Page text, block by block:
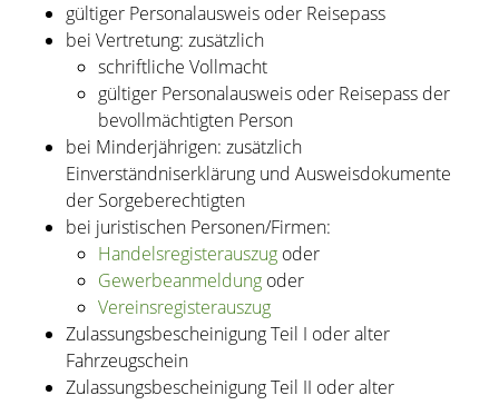
gültiger Personalausweis oder Reisepass
bei Vertretung: zusätzlich
schriftliche Vollmacht
gültiger Personalausweis oder Reisepass der
bevollmächtigten Person
bei Minderjährigen: zusätzlich
Einverständniserklärung und Ausweisdokumente
der Sorgeberechtigten
bei juristischen Personen/Firmen:
Handelsregisterauszugoder
Gewerbeanmeldungoder
Vereinsregisterauszug
Zulassungsbescheinigung Teil I oder alter
Fahrzeugschein
Zulassungsbescheinigung Teil II oder alter